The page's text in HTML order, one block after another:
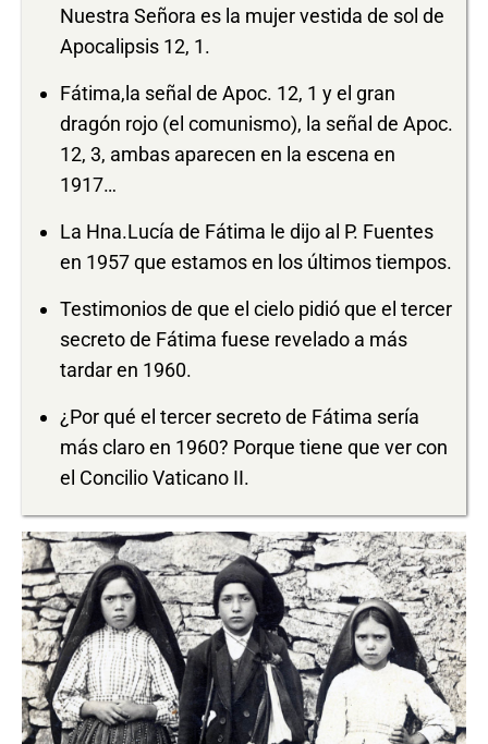
Nuestra Señora es la mujer vestida de sol de
Apocalipsis 12, 1.
Fátima,la señal de Apoc. 12, 1 y el gran
dragón rojo (el comunismo), la señal de Apoc.
12, 3, ambas aparecen en la escena en
1917…
La Hna.Lucía de Fátima le dijo al P. Fuentes
en 1957 que estamos en los últimos tiempos.
Testimonios de que el cielo pidió que el tercer
secreto de Fátima fuese revelado a más
tardar en 1960.
¿Por qué el tercer secreto de Fátima sería
más claro en 1960? Porque tiene que ver con
el Concilio Vaticano II.